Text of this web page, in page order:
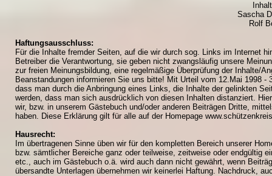
Sascha
Rolf
Haftungsausschluss:
Für die Inhalte fremder Seiten, auf die wir durch sog. Links im Internet
Betreiber die Verantwortung, sie geben nicht zwangsläufig unsere
zur freien Meinungsbildung, eine regelmäßige Überprüfung der Inhalte/
Beanstandungen informieren Sie uns bitte! Mit Urteil vom 12.Mai 1998
dass man durch die Anbringung eines Links, die Inhalte der gelinkten
werden, dass man sich ausdrücklich von diesen Inhalten distanziert.
wir, bzw. in unserem Gästebuch und/oder anderen Beiträgen Dritte,
haben. Diese Erklärung gilt für alle auf der Homepage
Hausrecht:
Im übertragenen Sinne üben wir für den kompletten Bereich unserer
bzw. sämtlicher Bereiche ganz oder teilweise, zeitweise oder endgültig
etc., auch im Gästebuch o.ä. wird auch dann nicht gewährt, wenn
übersandte Unterlagen übernehmen wir keinerlei Haftung. Nachdruck,